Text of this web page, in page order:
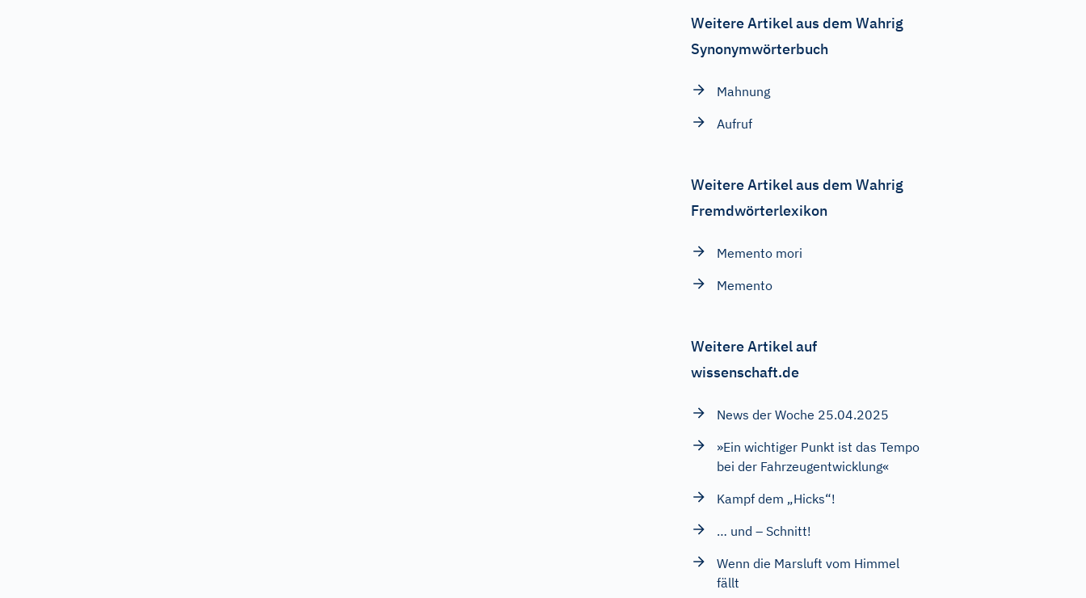
Weitere Artikel aus dem Wahrig
Synonymwörterbuch
Mahnung
Aufruf
Weitere Artikel aus dem Wahrig
Fremdwörterlexikon
Memento mori
Memento
Weitere Artikel auf
wissenschaft.de
News der Woche 25.04.2025
»Ein wichtiger Punkt ist das Tempo
bei der Fahrzeugentwicklung«
Kampf dem „Hicks“!
… und – Schnitt!
Wenn die Marsluft vom Himmel
fällt